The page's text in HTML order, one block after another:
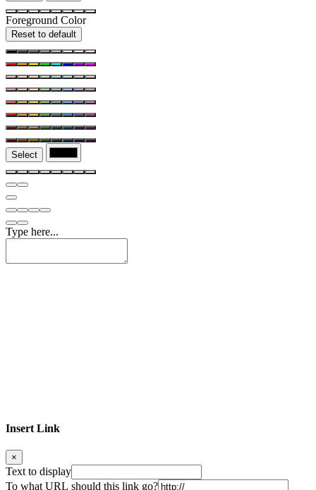
Foreground Color
Reset to default
Select
Type here...
Insert Link
×
Text to display
To what URL should this link go?